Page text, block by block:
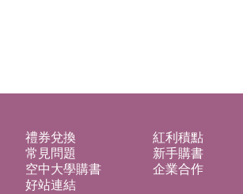
禮券兌換
紅利積點
常見問題
新手購書
空中大學購書
企業合作
好站連結